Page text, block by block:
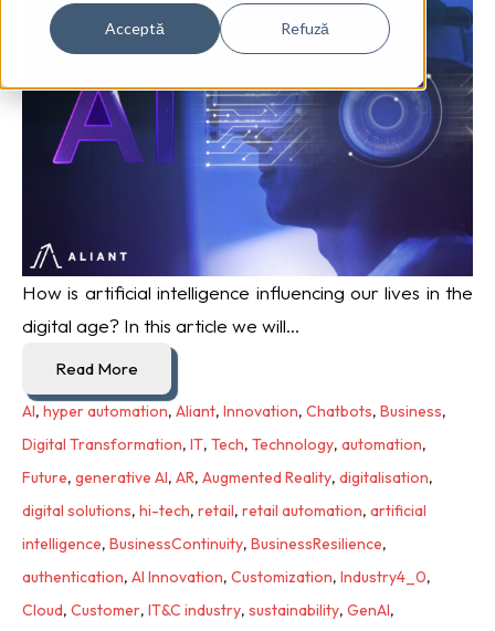
Acceptă Refuză
How is artificial intelligence influencing our lives in the
digital age? In this article we will...
Read More
AI, hyper automation, Aliant, Innovation, Chatbots, Business,
Digital Transformation, IT, Tech, Technology, automation,
Future, generative AI, AR, Augmented Reality, digitalisation,
digital solutions, hi-tech, retail, retail automation, artificial
intelligence, BusinessContinuity, BusinessResilience,
authentication, AI Innovation, Customization, Industry4_0,
Cloud, Customer, IT&C industry, sustainability, GenAI,